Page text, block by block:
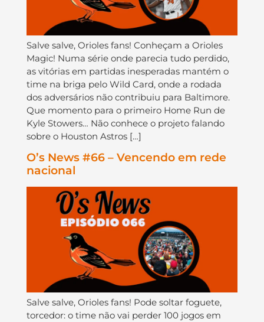
Salve salve, Orioles fans! Conheçam a Orioles
Magic! Numa série onde parecia tudo perdido,
as vitórias em partidas inesperadas mantém o
time na briga pelo Wild Card, onde a rodada
dos adversários não contribuiu para Baltimore.
Que momento para o primeiro Home Run de
Kyle Stowers… Não conhece o projeto falando
sobre o Houston Astros […]
O’s News #66 – Vencendo em rede
nacional
Salve salve, Orioles fans! Pode soltar foguete,
torcedor: o time não vai perder 100 jogos em